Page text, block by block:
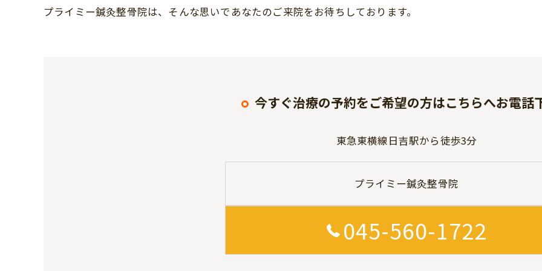
プライミー鍼灸整骨院は、そんな思いであなたのご来院をお待ちしております。
今すぐ治療の予約をご希望の方はこちらへお電話
東急東横線日吉駅から徒歩3分
プライミー鍼灸整骨院
045-560-1722